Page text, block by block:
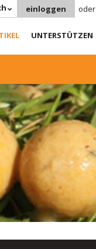
einloggen oder
UNTERSTÜTZEN